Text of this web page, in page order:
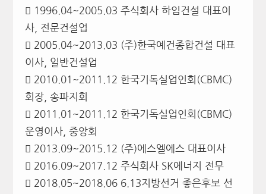
 1996.04~2005.03 주식회사 하임건설 대표이
사, 전문건설업
 2005.04~2013.03 (주)한국예건종합건설 대표
이사, 일반건설업
 2010.01~2011.12 한국기독실업인회(CBMC)
회장, 송파지회
 2011.01~2011.12 한국기독실업인회(CBMC)
운영이사, 중앙회
 2013.09~2015.12 (주)에스엘에스 대표이사
 2016.09~2017.12 주식회사 SK에너지 전무
 2018.05~2018.06 6.13지방선거 좋은후보 선